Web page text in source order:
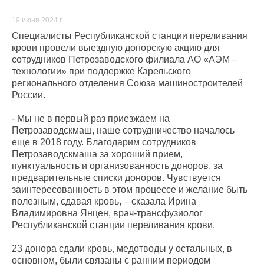
19 июня 2024 г.
Специалисты Республиканской станции переливания
крови провели выездную донорскую акцию для
сотрудников Петрозаводского филиала АО «АЭМ –
технологии» при поддержке Карельского
регионального отделения Союза машиностроителей
России.
- Мы не в первый раз приезжаем на
Петрозаводскмаш, наше сотрудничество началось
еще в 2018 году. Благодарим сотрудников
Петрозаводскмаша за хороший прием,
пунктуальность и организованность доноров, за
предварительные списки доноров. Чувствуется
заинтересованность в этом процессе и желание быть
полезным, сдавая кровь, – сказала Ирина
Владимировна Янцен, врач-трансфузиолог
Республиканской станции переливания крови.
23 донора сдали кровь, медотводы у остальных, в
основном, были связаны с ранним периодом